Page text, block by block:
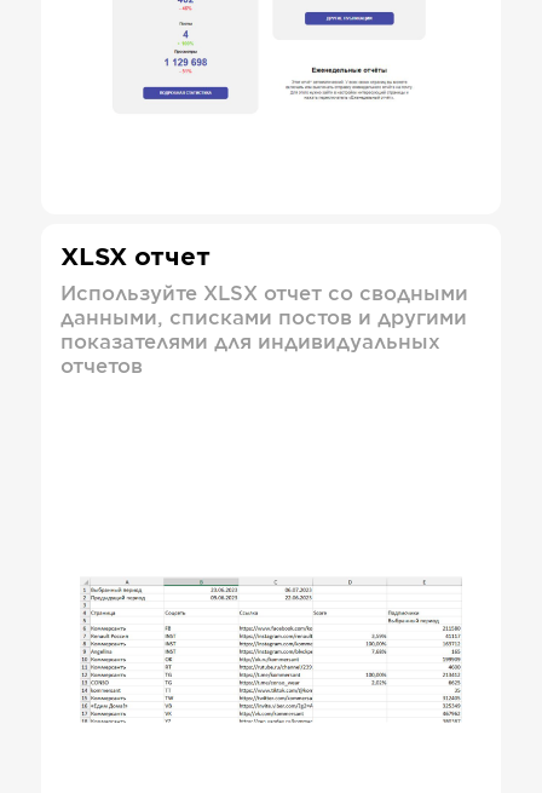
XLSX отчет
Используйте XLSX отчет со сводными
данными, списками постов и другими
показателями для индивидуальных
отчетов